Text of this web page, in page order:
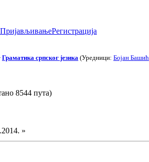
ПријављивањеРегистрација
Граматика српског језика (Уредници: Бојан Башић
8544 пута)
»